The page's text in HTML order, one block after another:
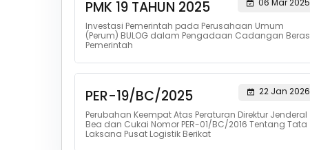
PMK 19 TAHUN 2025
06 Mar 2025
Investasi Pemerintah pada Perusahaan Umum
(Perum) BULOG dalam Pengadaan Cadangan Beras
Pemerintah
PER-19/BC/2025
22 Jan 2026
Perubahan Keempat Atas Peraturan Direktur Jenderal
Bea dan Cukai Nomor PER-01/BC/2016 Tentang Tata
Laksana Pusat Logistik Berikat